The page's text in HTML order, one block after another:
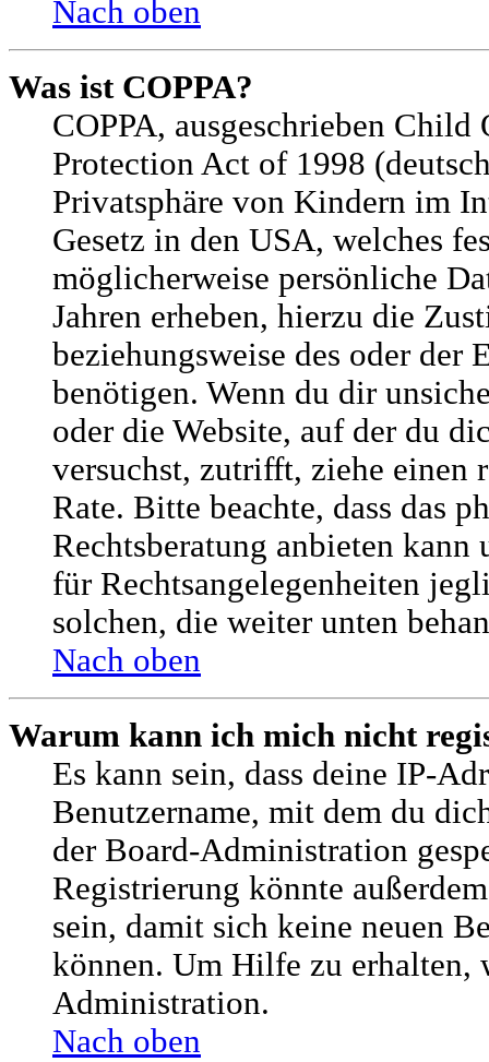
Nach oben
Was ist COPPA?
COPPA, ausgeschrieben
Protection Act of 1998
Privatsphäre von Kindern im
Gesetz in den USA, welches
möglicherweise persönliche
Jahren erheben, hierzu die
beziehungsweise des oder der
benötigen. Wenn du dir
oder die Website, auf der du
versuchst, zutrifft, ziehe einen
Rate. Bitte beachte, dass das
Rechtsberatung anbieten
für Rechtsangelegenheiten
solchen, die weiter unten
Nach oben
Warum kann ich mich nicht
Es kann sein, dass deine IP-
Benutzername, mit dem du
der Board-Administration
Registrierung könnte
sein, damit sich keine neuen
können. Um Hilfe zu erhalten,
Administration.
Nach oben